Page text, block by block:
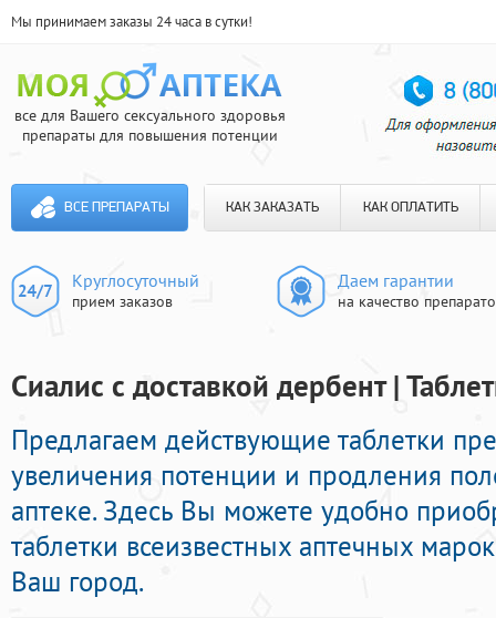
Мы принимаем заказы 24 часа в сутки!
все для Вашего сексуального здоровья
препараты для повышения потенции
ВСЕ ПРЕПАРАТЫ КАК ЗАКАЗАТЬ КАК ОПЛАТИТЬ
Круглосуточный
прием заказов
Даем гарантии
на качество
Сиалис с доставкой дербент |
Предлагаем действующие таблетки
увеличения потенции и продления
аптеке. Здесь Вы можете удобно
таблетки всеизвестных аптечных
Ваш город.